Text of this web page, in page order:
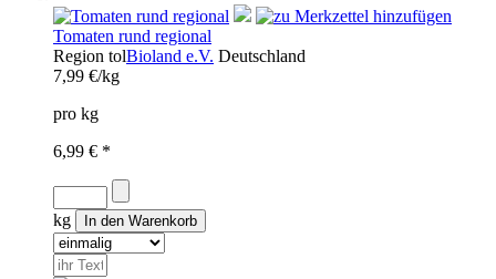
Tomaten rund regional
Region tolBioland e.V. Deutschland
7,99 €/kg
pro kg
6,99 € *
kg